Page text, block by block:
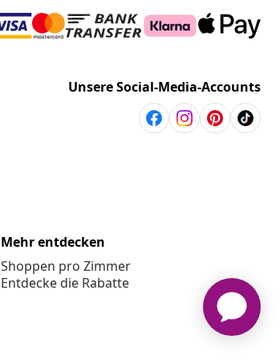
Unsere Social-Media-Accounts
Mehr entdecken
Shoppen pro Zimmer
Entdecke die Rabatte